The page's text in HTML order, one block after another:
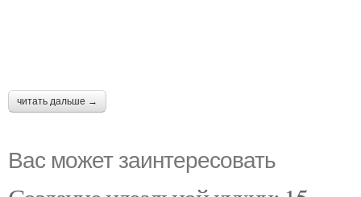
читать дальше →
Вас может заинтересовать